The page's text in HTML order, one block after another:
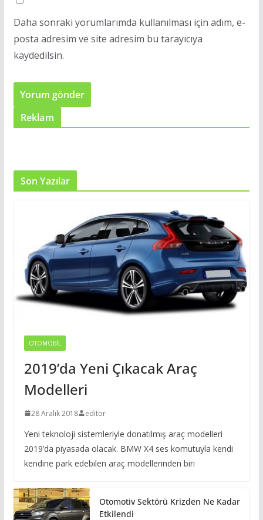
Daha sonraki yorumlarımda kullanılması için adım, e-
posta adresim ve site adresim bu tarayıcıya
kaydedilsin.
Reklam
Son Yazılar
OTOMOBIL
2019’da Yeni Çıkacak Araç
Modelleri
28 Aralık 2018 editor
Yeni teknoloji sistemleriyle donatılmış araç modelleri
2019’da piyasada olacak. BMW X4 ses komutuyla kendi
kendine park edebilen araç modellerinden biri
Otomotiv Sektörü Krizden Ne Kadar
Etkilendi